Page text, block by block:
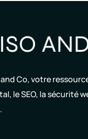
Co, votre
le SEO, la sécurité